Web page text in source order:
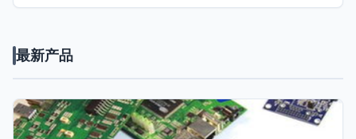
最新产品